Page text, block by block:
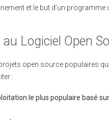
et le but d’un programme
Logiciel Open
open source populaires
:
le plus populaire basé